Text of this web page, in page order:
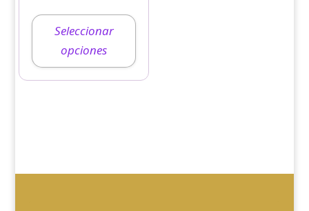
Seleccionar
opciones
página
producto